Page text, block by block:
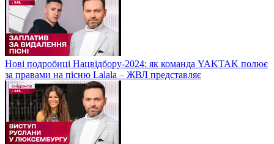
Нові подробиці Нацвідбору-2024: як команда YAKTAK полює
за правами на пісню Lalala – ЖВЛ представляє